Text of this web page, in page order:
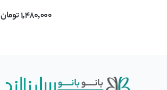
آسیب دیده حجم 500 میل1,480,000تومان